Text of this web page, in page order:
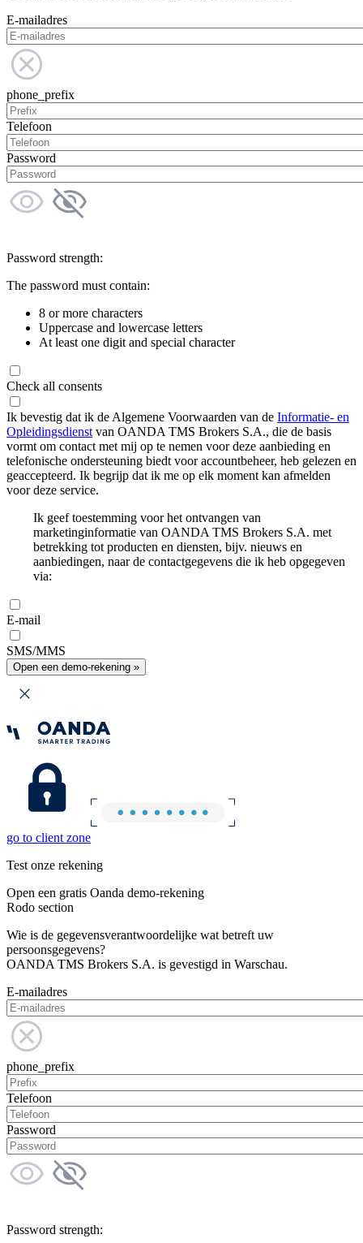
E-mailadres
phone_prefix
Telefoon
Password
Password strength:
The password must contain:
8 or more characters
Uppercase and lowercase letters
At least one digit and special character
Check all consents
Ik bevestig dat ik de Algemene Voorwaarden van de Informatie- en
Opleidingsdienst van OANDA TMS Brokers S.A., die de basis
vormt om contact met mij op te nemen voor deze aanbieding en
telefonische ondersteuning biedt voor accountbeheer, heb gelezen en
geaccepteerd. Ik begrijp dat ik me op elk moment kan afmelden
voor deze service.
Ik geef toestemming voor het ontvangen van
marketinginformatie van OANDA TMS Brokers S.A. met
betrekking tot producten en diensten, bijv. nieuws en
aanbiedingen, naar de contactgegevens die ik heb opgegeven
via:
E-mail
SMS/MMS
Open een demo-rekening »
go to client zone
Test onze rekening
Open een gratis Oanda demo-rekening
Rodo section
Wie is de gegevensverantwoordelijke wat betreft uw
persoonsgegevens?
OANDA TMS Brokers S.A. is gevestigd in Warschau.
E-mailadres
phone_prefix
Telefoon
Password
Password strength: